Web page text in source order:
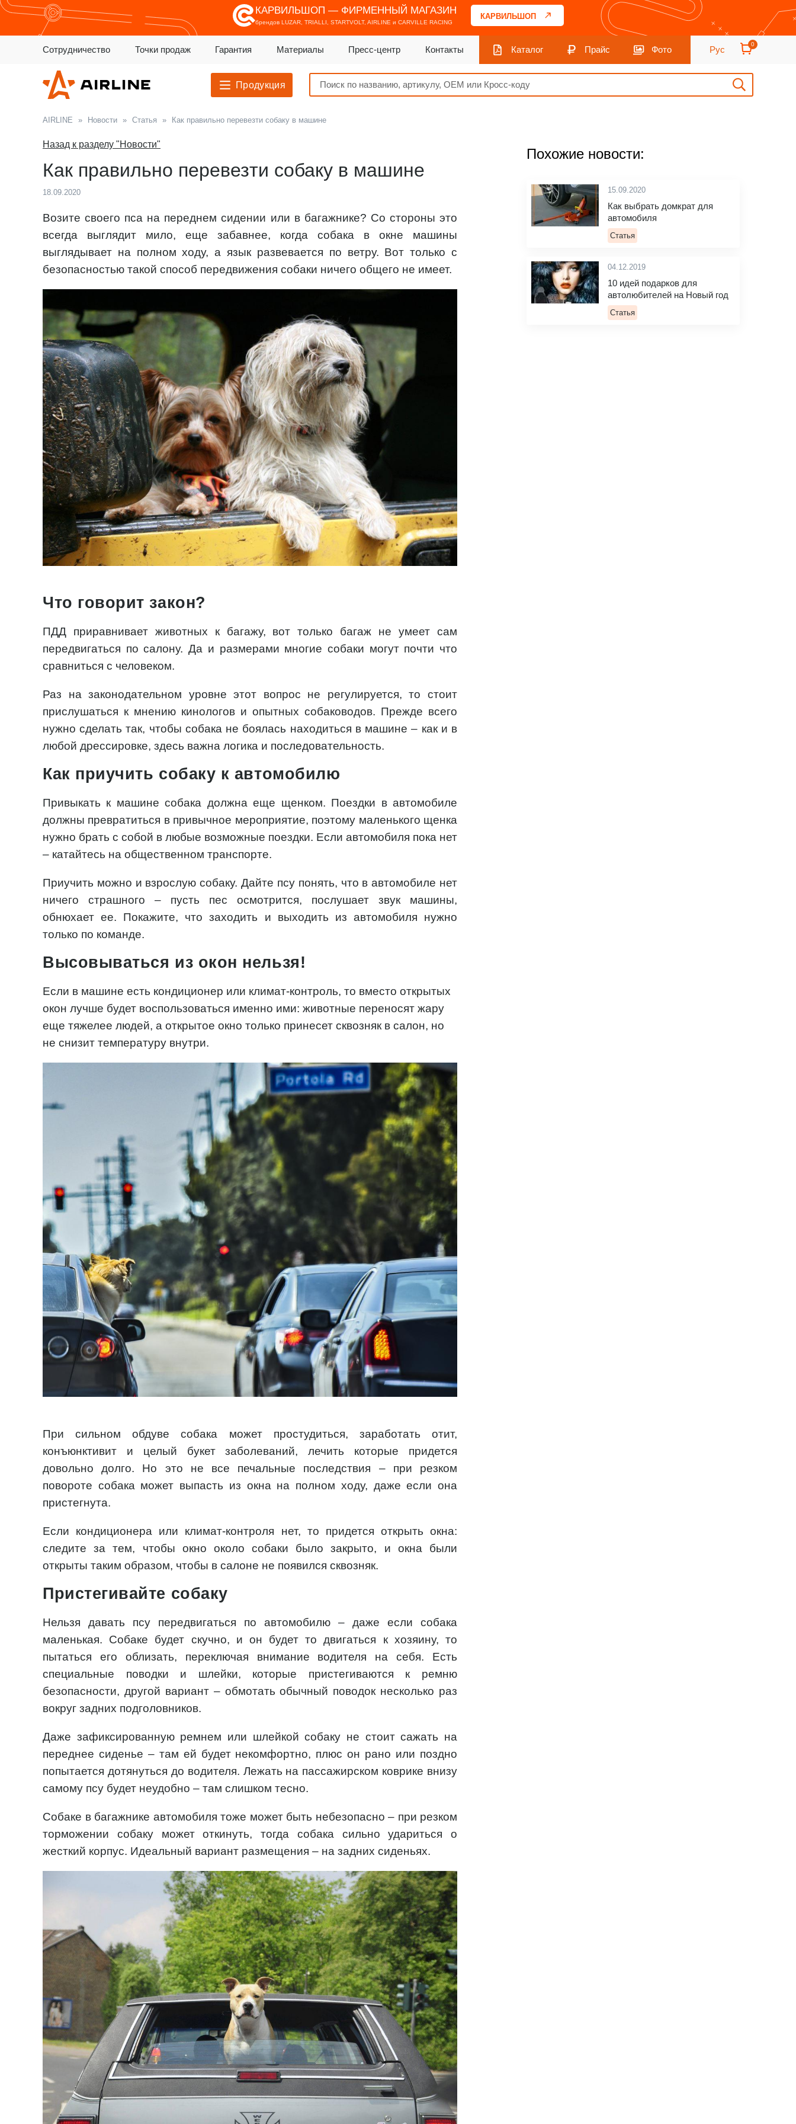
КАРВИЛЬШОП — ФИРМЕННЫЙ МАГАЗИН
брендов LUZAR, TRIALLI, STARTVOLT, AIRLINE и CARVILLE RACING
КАРВИЛЬШОП
Сотрудничество Точки продаж Гарантия Материалы Пресс-центр Контакты Каталог Прайс Фото Рус
0
Продукция
AIRLINE » Новости » Статья » Как правильно перевезти собаку в машине
Назад к разделу "Новости"
Как правильно перевезти собаку в машине
18.09.2020
Возите своего пса на переднем сидении или в багажнике? Со стороны это
всегда выглядит мило, еще забавнее, когда собака в окне машины
выглядывает на полном ходу, а язык развевается по ветру. Вот только с
безопасностью такой способ передвижения собаки ничего общего не имеет.
Что говорит закон?
ПДД приравнивает животных к багажу, вот только багаж не умеет сам
передвигаться по салону. Да и размерами многие собаки могут почти что
сравниться с человеком.
Раз на законодательном уровне этот вопрос не регулируется, то стоит
прислушаться к мнению кинологов и опытных собаководов. Прежде всего
нужно сделать так, чтобы собака не боялась находиться в машине – как и в
любой дрессировке, здесь важна логика и последовательность.
Как приучить собаку к автомобилю
Привыкать к машине собака должна еще щенком. Поездки в автомобиле
должны превратиться в привычное мероприятие, поэтому маленького щенка
нужно брать с собой в любые возможные поездки. Если автомобиля пока нет
– катайтесь на общественном транспорте.
Приучить можно и взрослую собаку. Дайте псу понять, что в автомобиле нет
ничего страшного – пусть пес осмотрится, послушает звук машины,
обнюхает ее. Покажите, что заходить и выходить из автомобиля нужно
только по команде.
Высовываться из окон нельзя!
Если в машине есть кондиционер или климат-контроль, то вместо открытых
окон лучше будет воспользоваться именно ими: животные переносят жару
еще тяжелее людей, а открытое окно только принесет сквозняк в салон, но
не снизит температуру внутри.
При сильном обдуве собака может простудиться, заработать отит,
конъюнктивит и целый букет заболеваний, лечить которые придется
довольно долго. Но это не все печальные последствия – при резком
повороте собака может выпасть из окна на полном ходу, даже если она
пристегнута.
Если кондиционера или климат-контроля нет, то придется открыть окна:
следите за тем, чтобы окно около собаки было закрыто, и окна были
открыты таким образом, чтобы в салоне не появился сквозняк.
Пристегивайте собаку
Нельзя давать псу передвигаться по автомобилю – даже если собака
маленькая. Собаке будет скучно, и он будет то двигаться к хозяину, то
пытаться его облизать, переключая внимание водителя на себя. Есть
специальные поводки и шлейки, которые пристегиваются к ремню
безопасности, другой вариант – обмотать обычный поводок несколько раз
вокруг задних подголовников.
Даже зафиксированную ремнем или шлейкой собаку не стоит сажать на
переднее сиденье – там ей будет некомфортно, плюс он рано или поздно
попытается дотянуться до водителя. Лежать на пассажирском коврике внизу
самому псу будет неудобно – там слишком тесно.
Собаке в багажнике автомобиля тоже может быть небезопасно – при резком
торможении собаку может откинуть, тогда собака сильно удариться о
жесткий корпус. Идеальный вариант размещения – на задних сиденьях.
Похожие новости:
15.09.2020
Как выбрать домкрат для
автомобиля
Статья
04.12.2019
10 идей подарков для
автолюбителей на Новый год
Статья